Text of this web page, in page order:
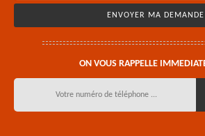
ON VOUS RAPPELLE